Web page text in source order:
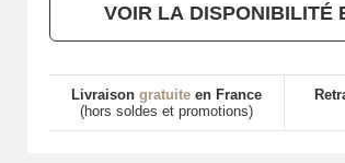
VOIR LA DISPONIBILITÉ
Livraison gratuiteen France
(hors soldes et promotions)